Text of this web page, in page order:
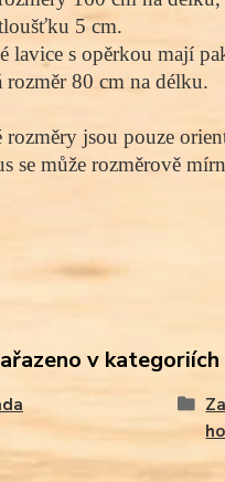
5 cm.
lavice s opěrkou mají
rozměr 80 cm na délku.
rozměry jsou pouze
se může rozměrově
v kategoriích